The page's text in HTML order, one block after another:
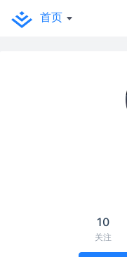
首页
10
关注